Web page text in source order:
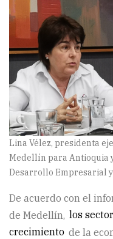
Lina Vélez, presidenta
Medellín para Antioquia
Desarrollo Empresarial
De acuerdo con el
de Medellín, los
crecimiento de la